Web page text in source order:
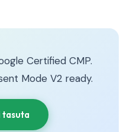
Certified CMP.
Mode V2 ready.
tasuta